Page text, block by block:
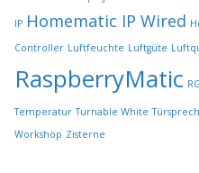
IP Homematic IP Wired
Controller Luftfeuchte Luftgüte
RaspberryMatic
Temperatur Turnable White
Workshop Zisterne